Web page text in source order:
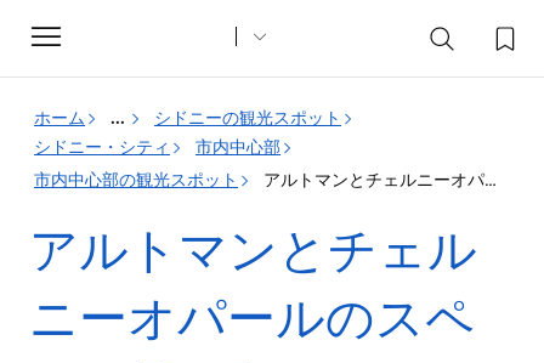
Toggle
navigation
ホーム ...
シドニーの観光スポット
シドニー・シティ
市内中心部
市内中心部の観光スポット
アルトマンとチェルニーオパールのスペシャリスト
アルトマンとチェル
ニーオパールのスペ